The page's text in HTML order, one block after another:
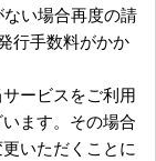
ない場合再度の請
行手数料がかか
ービスをご利用
ます。その場合
いただくことに